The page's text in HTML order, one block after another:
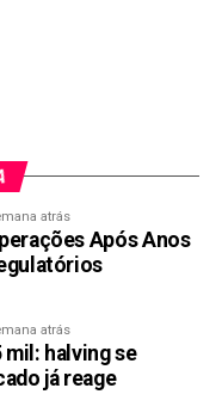
atrás
Após Anos
atrás
mil: halving se
já reage